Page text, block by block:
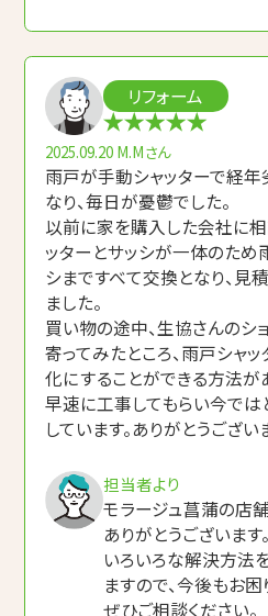
リフォーム
2025.09.20 M.Mさん
雨戸が手動シャッターで経年
なり、毎日が憂鬱でした。
以前に家を購入した会社に相
ッターとサッシが一体のため
シまですべて交換となり、見
ました。
買い物の途中、生協さんのシ
寄ってみたところ、雨戸シャ
化にすることができる方法が
早速に工事してもらい今で
しています。ありがとうござい
担当者より
モラージュ菖蒲の店
ありがとうございます。
いろいろな解決方法
ますので、今後もお
ぜひご相談ください。